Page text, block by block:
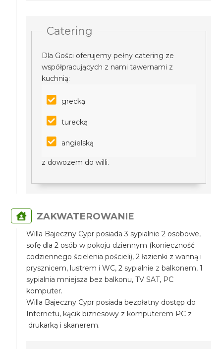
Catering
Dla Gości oferujemy pełny catering ze
współpracujących z nami tawernami z
kuchnią:
grecką
turecką
angielską
z dowozem do willi.
ZAKWATEROWANIE
Willa Bajeczny Cypr posiada 3 sypialnie 2 osobowe,
sofę dla 2 osób w pokoju dziennym (konieczność
codziennego ścielenia pościeli), 2 łazienki z wanną i
prysznicem, lustrem i WC, 2 sypialnie z balkonem, 1
sypialnia mniejsza bez balkonu, TV SAT, PC
komputer.
Willa Bajeczny Cypr posiada bezpłatny dostęp do
Internetu, kącik biznesowy z komputerem PC z
drukarką i skanerem.